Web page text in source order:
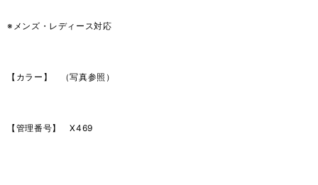
※メンズ・レディース対応
【カラー】 （写真参照）
【管理番号】 X469